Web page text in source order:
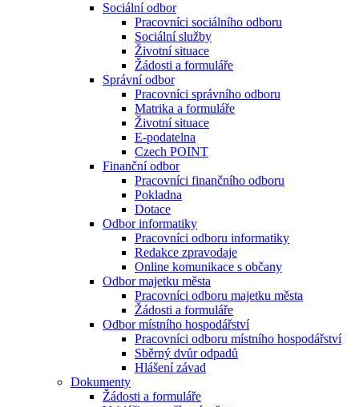
Sociální odbor
Pracovníci sociálního odboru
Sociální služby
Životní situace
Žádosti a formuláře
Správní odbor
Pracovníci správního odboru
Matrika a formuláře
Životní situace
E-podatelna
Czech POINT
Finanční odbor
Pracovníci finančního odboru
Pokladna
Dotace
Odbor informatiky
Pracovníci odboru informatiky
Redakce zpravodaje
Online komunikace s občany
Odbor majetku města
Pracovníci odboru majetku města
Žádosti a formuláře
Odbor místního hospodářství
Pracovníci odboru místního hospodářství
Sběrný dvůr odpadů
Hlášení závad
Dokumenty
Žádosti a formuláře